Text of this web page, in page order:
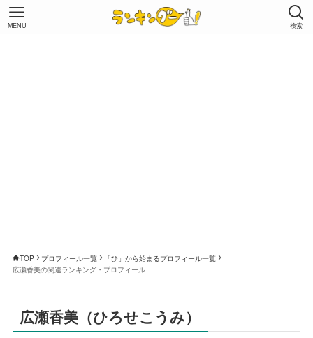
検索
MENU
TOP プロフィール一覧
「ひ」から始まるプロフィール一覧
広瀬香美の関連ランキング・プロフィール
広瀬香美（ひろせこうみ）